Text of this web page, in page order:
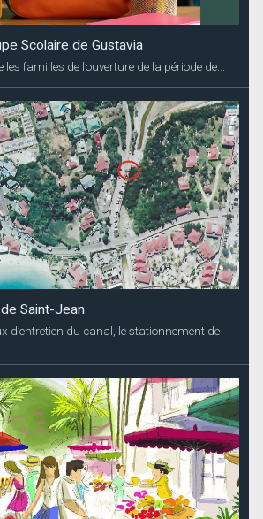
Scolaire de Gustavia
familles de l’ouverture de la période de...
Saint-Jean
d’entretien du canal, le stationnement de